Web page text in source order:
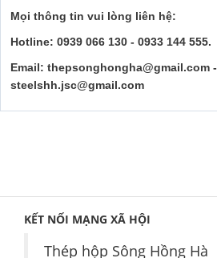
Mọi thông tin vui lòng liên hệ:
Hotline: 0939 066 130 - 0933 144 555.
Email: thepsonghongha@gmail.com -
steelshh.jsc@gmail.com
KẾT NỐI MẠNG XÃ HỘI
Thép hộp Sông Hồng Hà